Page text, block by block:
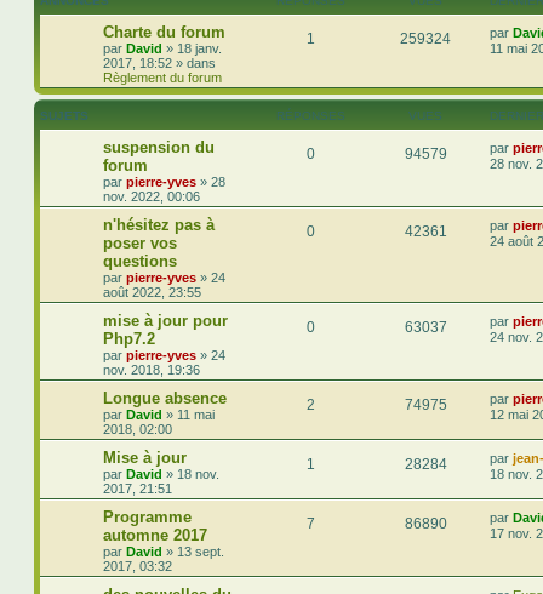
Charte du forum
par David » 18 janv.
2017, 18:52 » dans
Règlement du forum
1 259324 par
11 mai
SUJETS RÉPONSES VUES
suspension du
forum
par pierre-yves » 28
nov. 2022, 00:06
0 94579 par
28 nov.
n'hésitez pas à
poser vos
questions
par pierre-yves » 24
août 2022, 23:55
0 42361 par
24 août
mise à jour pour
Php7.2
par pierre-yves » 24
nov. 2018, 19:36
0 63037 par
24 nov.
Longue absence
par David » 11 mai
2018, 02:00
2 74975 par
12 mai
Mise à jour
par David » 18 nov.
2017, 21:51
1 28284 par
18 nov.
Programme
automne 2017
par David » 13 sept.
2017, 03:32
7 86890 par
17 nov.